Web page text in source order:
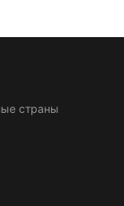
страны